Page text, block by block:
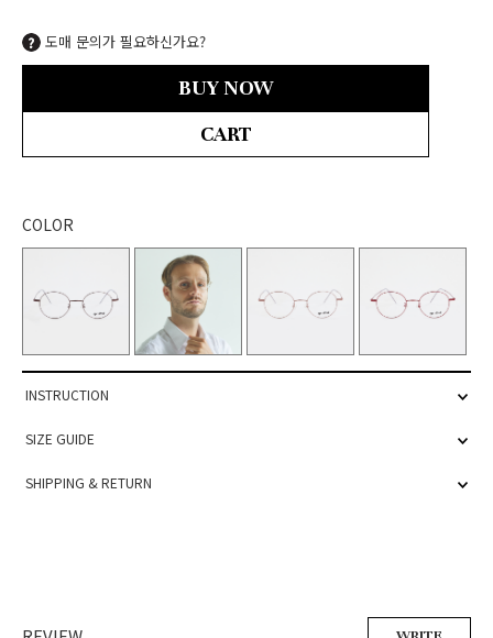
도매 문의가 필요하신가요?
BUY NOW
CART
COLOR
INSTRUCTION
SIZE GUIDE
SHIPPING & RETURN